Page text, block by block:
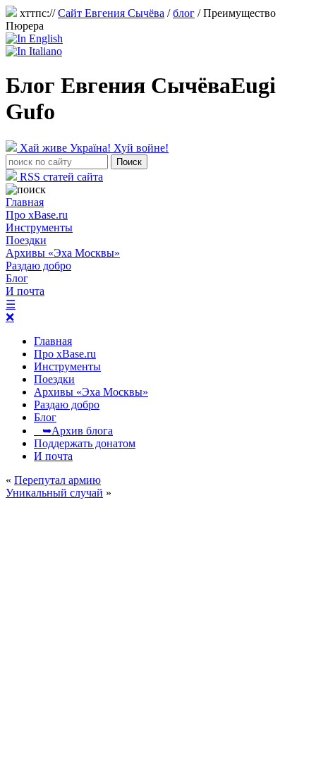
хттпс://Сайт Евгения Сычёва /блог /Преимущество
Пюрера
Блог Евгения СычёваEugi
Gufo
Хай живе Україна! Хуй войне!
RSS статей сайта
Главная
Про xBase.ru
Инструменты
Поездки
Архивы «Эха Москвы»
Раздаю добро
Блог
И почта
☰
❌
Главная
Про xBase.ru
Инструменты
Поездки
Архивы «Эха Москвы»
Раздаю добро
Блог
➥Архив блога
Поддержать донатом
И почта
« Перепутал армию
Уникальный случай »